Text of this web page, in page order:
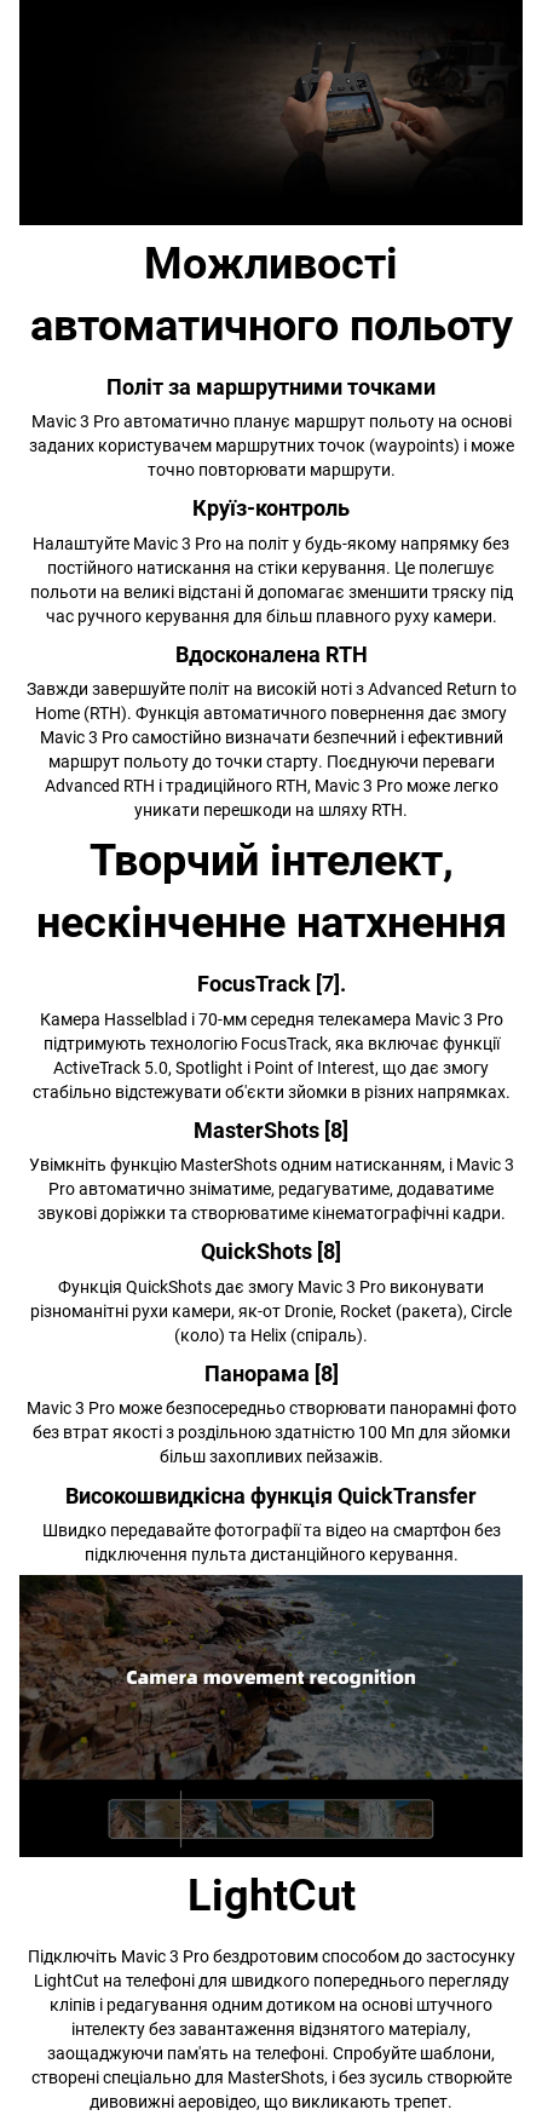
Можливості
автоматичного польоту
Політ за маршрутними точками
Mavic 3 Pro автоматично планує маршрут польоту на основі
заданих користувачем маршрутних точок (waypoints) і може
точно повторювати маршрути.
Круїз-контроль
Налаштуйте Mavic 3 Pro на політ у будь-якому напрямку без
постійного натискання на стіки керування. Це полегшує
польоти на великі відстані й допомагає зменшити тряску під
час ручного керування для більш плавного руху камери.
Вдосконалена RTH
Завжди завершуйте політ на високій ноті з Advanced Return to
Home (RTH). Функція автоматичного повернення дає змогу
Mavic 3 Pro самостійно визначати безпечний і ефективний
маршрут польоту до точки старту. Поєднуючи переваги
Advanced RTH і традиційного RTH, Mavic 3 Pro може легко
уникати перешкоди на шляху RTH.
Творчий інтелект,
нескінченне натхнення
FocusTrack [7].
Камера Hasselblad і 70-мм середня телекамера Mavic 3 Pro
підтримують технологію FocusTrack, яка включає функції
ActiveTrack 5.0, Spotlight і Point of Interest, що дає змогу
стабільно відстежувати об'єкти зйомки в різних напрямках.
MasterShots [8]
Увімкніть функцію MasterShots одним натисканням, і Mavic 3
Pro автоматично зніматиме, редагуватиме, додаватиме
звукові доріжки та створюватиме кінематографічні кадри.
QuickShots [8]
Функція QuickShots дає змогу Mavic 3 Pro виконувати
різноманітні рухи камери, як-от Dronie, Rocket (ракета), Circle
(коло) та Helix (спіраль).
Панорама [8]
Mavic 3 Pro може безпосередньо створювати панорамні фото
без втрат якості з роздільною здатністю 100 Мп для зйомки
більш захопливих пейзажів.
Високошвидкісна функція QuickTransfer
Швидко передавайте фотографії та відео на смартфон без
підключення пульта дистанційного керування.
LightCut
Підключіть Mavic 3 Pro бездротовим способом до застосунку
LightCut на телефоні для швидкого попереднього перегляду
кліпів і редагування одним дотиком на основі штучного
інтелекту без завантаження відзнятого матеріалу,
заощаджуючи пам'ять на телефоні. Спробуйте шаблони,
створені спеціально для MasterShots, і без зусиль створюйте
дивовижні аеровідео, що викликають трепет.